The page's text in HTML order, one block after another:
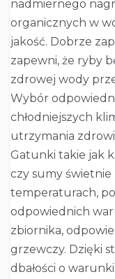
nadmiernego
organicznych w
jakość. Dobrze
zapewni, że ryby
zdrowej wody
Wybór
chłodniejszych
utrzymania
Gatunki takie jak
czy sumy świetnie
temperaturach,
odpowiednich
zbiornika,
grzewczy. Dzięki
dbałości o